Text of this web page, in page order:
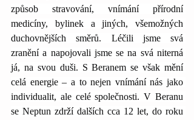
způsob stravování, vnímání přírodní
medicíny, bylinek a jiných, všemožných
duchovnějších směrů. Léčili jsme svá
zranění a napojovali jsme se na svá niterná
já, na svou duši. S Beranem se však mění
celá energie – a to nejen vnímání nás jako
individualit, ale celé společnosti. V Beranu
se Neptun zdrží dalších cca 12 let, do roku